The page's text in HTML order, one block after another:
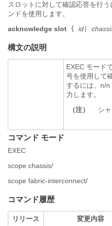
スロットに対して確認応答を行う
ンドを使用します。
acknowledge slot { id
構文の説明
EXEC モード
号を使用して
するには、n/n
力します。
（注）
シ
コマンド モード
EXEC
scope chassis/
scope fabric-interconnect/
コマンド履歴
リリース
変更内容